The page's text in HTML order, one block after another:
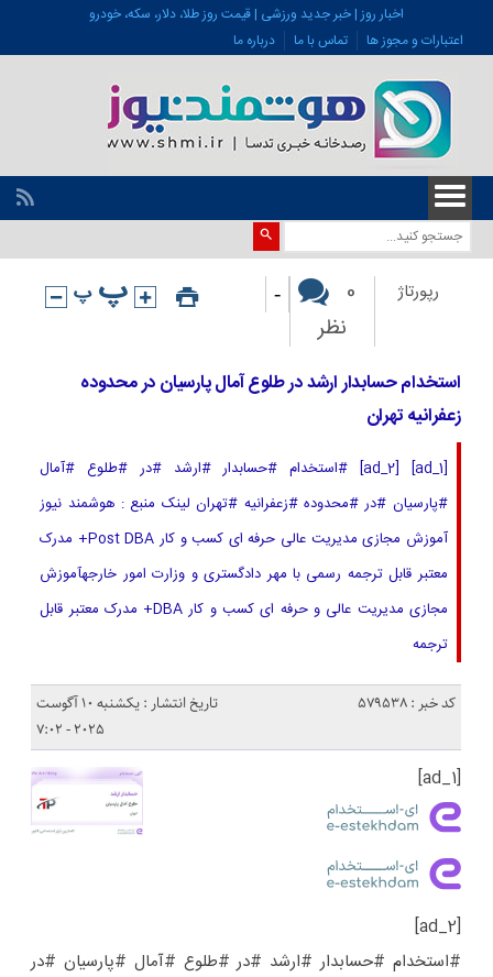
اخبار روز | خبر جدید ورزشی | قیمت روز طلا، دلار، سکه، خودرو
اعتبارات و مجوز ها
تماس با ما درباره ما
رپورتاژ
0
نظر
-
استخدام حسابدار ارشد در طلوع آمال پارسیان در محدوده
زعفرانیه تهران
[ad_1] [ad_2] #استخدام #حسابدار #ارشد #در #طلوع #آمال
#پارسیان #در #محدوده #زعفرانیه #تهران لینک منبع : هوشمند نیوز
آموزش مجازی مدیریت عالی حرفه ای کسب و کار Post DBA+ مدرک
معتبر قابل ترجمه رسمی با مهر دادگستری و وزارت امور خارجهآموزش
مجازی مدیریت عالی و حرفه ای کسب و کار DBA+ مدرک معتبر قابل
ترجمه
کد خبر : 579538
تاریخ انتشار : یکشنبه 10 آگوست
2025 - 7:02
[ad_1]
[ad_2]
#استخدام #حسابدار #ارشد #در #طلوع #آمال #پارسیان #در